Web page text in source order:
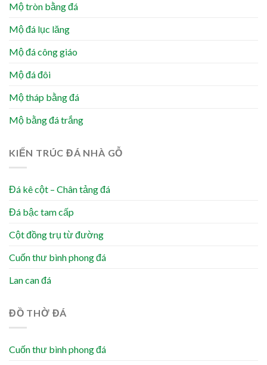
Mộ tròn bằng đá
Mộ đá lục lăng
Mộ đá công giáo
Mộ đá đôi
Mộ tháp bằng đá
Mộ bằng đá trắng
KIẾN TRÚC ĐÁ NHÀ GỖ
Đá kê cột – Chân tảng đá
Đá bậc tam cấp
Cột đồng trụ từ đường
Cuốn thư bình phong đá
Lan can đá
ĐỒ THỜ ĐÁ
Cuốn thư bình phong đá